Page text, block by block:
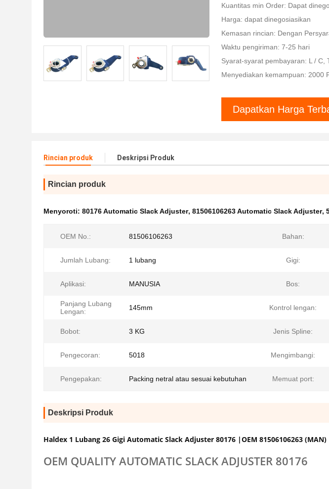
Kuantitas min Order: Dapat
Harga: dapat dinegosiasikan
Kemasan rincian: Dengan
Waktu pengiriman: 7-25 hari
Syarat-syarat pembayaran: L / C,
Menyediakan kemampuan: 2000
Dapatkan Harga
Rincian produk Deskripsi Produk
Rincian produk
Menyoroti: 80176 Automatic Slack Adjuster, 81506106263 Automatic Slack Adjuster,
OEM No.: 81506106263 Bahan:
Jumlah Lubang: 1 lubang Gigi:
Aplikasi: MANUSIA Bos:
Panjang Lubang
Lengan:
145mm Kontrol lengan:
Bobot: 3 KG Jenis Spline:
Pengecoran: 5018 Mengimbangi:
Pengepakan: Packing netral atau sesuai kebutuhan Memuat port:
Deskripsi Produk
Haldex 1 Lubang 26 Gigi Automatic Slack Adjuster 80176 |OEM 81506106263
OEM QUALITY AUTOMATIC SLACK ADJUSTER 80176